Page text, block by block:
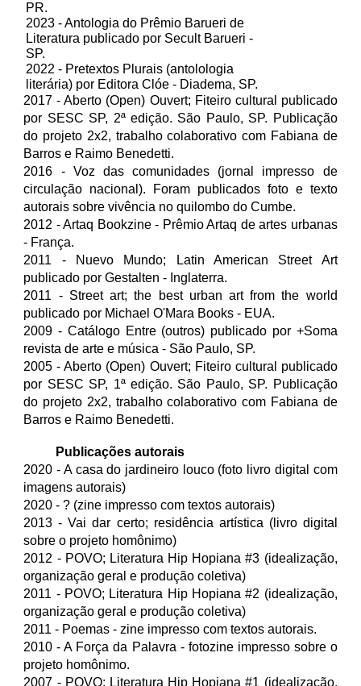
PR.
2023 - Antologia do Prêmio Barueri de
Literatura publicado por Secult Barueri -
SP.
2022 - Pretextos Plurais (antolologia
literária) por Editora Clóe - Diadema, SP.
2017 - Aberto (Open) Ouvert; Fiteiro cultural publicado
por SESC SP, 2ª edição. São Paulo, SP. Publicação
do projeto 2x2, trabalho colaborativo com Fabiana de
Barros e Raimo Benedetti.
2016 - Voz das comunidades (jornal impresso de
circulação nacional). Foram publicados foto e texto
autorais sobre vivência no quilombo do Cumbe.
2012 - Artaq Bookzine - Prêmio Artaq deartes urbanas
- França.
2011 - Nuevo Mundo; Latin American Street Art
publicado por Gestalten - Inglaterra.
2011 - Street art; the best urban art from the world
publicado por Michael O'Mara Books - EUA.
2009 - Catálogo Entre (outros) publicado por +Soma
revista de arte e música - São Paulo, SP.
2005 - Aberto (Open) Ouvert; Fiteiro cultural publicado
por SESC SP, 1ª edição. São Paulo, SP. Publicação
do projeto 2x2, trabalho colaborativo com Fabiana de
Barros e Raimo Benedetti.
Publicações autorais
2020 - A casa do jardineiro louco (foto livro digital com
imagens autorais)
2020 - ? (zine impresso com textos autorais)
2013 - Vai dar certo; residência artística (livro digital
sobre o projeto homônimo)
2012 - POVO; Literatura Hip Hopiana #3 (idealização,
organização geral e produção coletiva)
2011 - POVO; Literatura Hip Hopiana #2 (idealização,
organização geral e produção coletiva)
2011 - Poemas - zine impresso com textos autorais.
2010 - A Força da Palavra - fotozine impresso sobre o
projeto homônimo.
2007 - POVO; Literatura Hip Hopiana #1 (idealização,